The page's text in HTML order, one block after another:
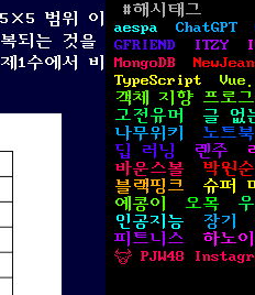
범위 이
되는 것을
1수에서 비
#해시태그
aespa
ChatGPT
GFRIEND
ITZY
MongoDB
TypeScript
객체 지향 프로
고전유머
글 없
나무위키
노트
딥 러닝
렌주
바운스볼
박원순
블랙핑크
슈퍼
예콩이
오목
인공지능
장기
피트니스
하노
 PJW48